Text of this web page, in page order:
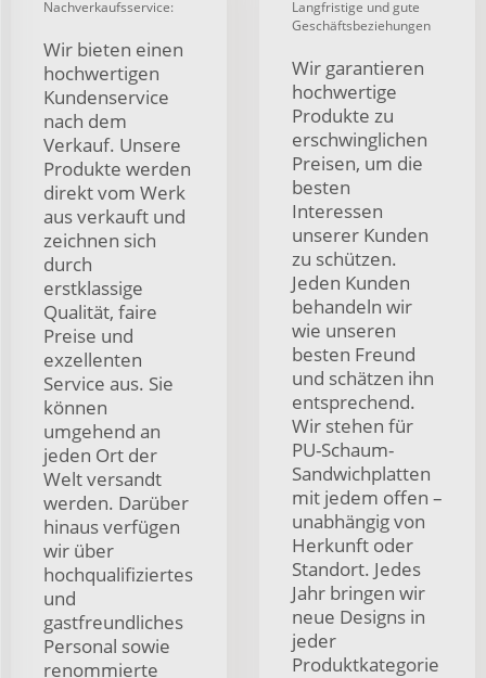
Nachverkaufsservice:
Wir bieten einen
hochwertigen
Kundenservice
nach dem
Verkauf. Unsere
Produkte werden
direkt vom Werk
aus verkauft und
zeichnen sich
durch
erstklassige
Qualität, faire
Preise und
exzellenten
Service aus. Sie
können
umgehend an
jeden Ort der
Welt versandt
werden. Darüber
hinaus verfügen
wir über
hochqualifiziertes
und
gastfreundliches
Personal sowie
renommierte
Langfristige und gute
Geschäftsbeziehungen
Wir garantieren
hochwertige
Produkte zu
erschwinglichen
Preisen, um die
besten
Interessen
unserer Kunden
zu schützen.
Jeden Kunden
behandeln wir
wie unseren
besten Freund
und schätzen ihn
entsprechend.
Wir stehen für
PU-Schaum-
Sandwichplatten
mit jedem offen –
unabhängig von
Herkunft oder
Standort. Jedes
Jahr bringen wir
neue Designs in
jeder
Produktkategorie